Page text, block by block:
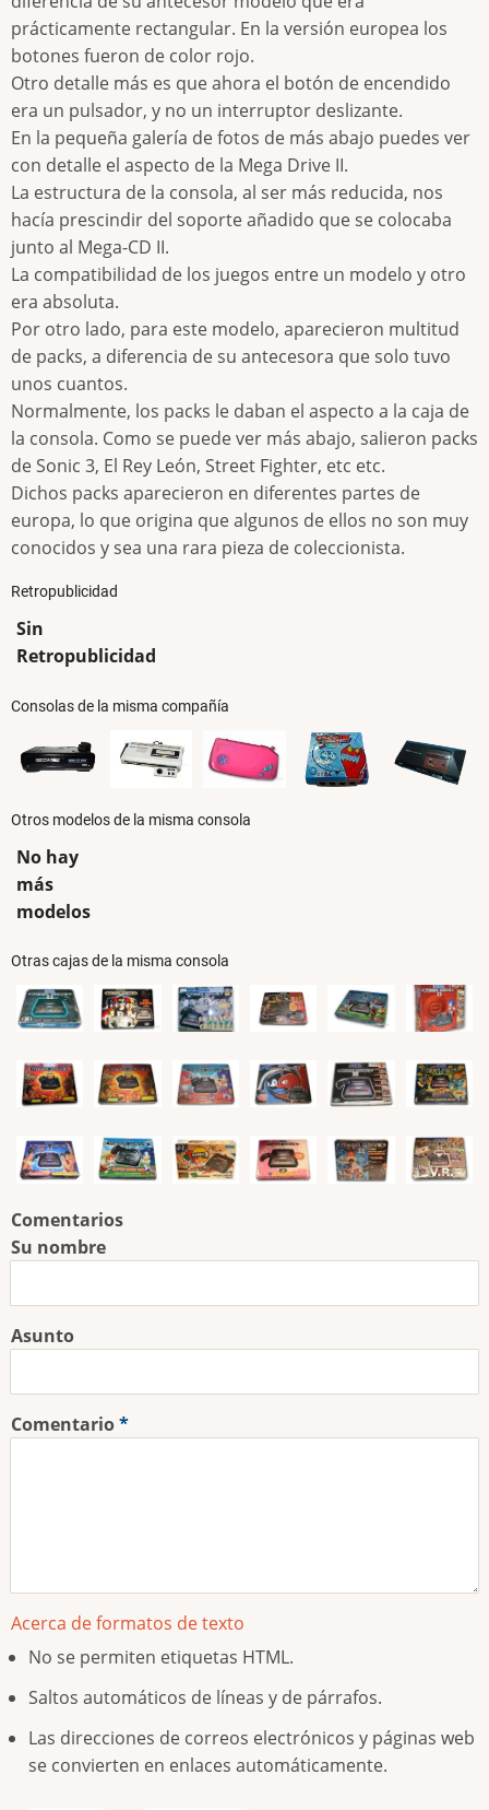
prácticamente rectangular. En la versión europea los
botones fueron de color rojo.
Otro detalle más es que ahora el botón de encendido
era un pulsador, y no un interruptor deslizante.
En la pequeña galería de fotos de más abajo puedes ver
con detalle el aspecto de la Mega Drive II.
La estructura de la consola, al ser más reducida, nos
hacía prescindir del soporte añadido que se colocaba
junto al Mega-CD II.
La compatibilidad de los juegos entre un modelo y otro
era absoluta.
Por otro lado, para este modelo, aparecieron multitud
de packs, a diferencia de su antecesora que solo tuvo
unos cuantos.
Normalmente, los packs le daban el aspecto a la caja de
la consola. Como se puede ver más abajo, salieron packs
de Sonic 3, El Rey León, Street Fighter, etc etc.
Dichos packs aparecieron en diferentes partes de
europa, lo que origina que algunos de ellos no son muy
conocidos y sea una rara pieza de coleccionista.
Retropublicidad
Sin
Retropublicidad
Consolas de la misma compañía
Otros modelos de la misma consola
No hay
más
modelos
Otras cajas de la misma consola
Comentarios
Su nombre
Asunto
Comentario
Acerca de formatos de texto
No se permiten etiquetas HTML.
Saltos automáticos de líneas y de párrafos.
Las direcciones de correos electrónicos y páginas web
se convierten en enlaces automáticamente.